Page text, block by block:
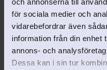
för sociala medier och
vidarebefordrar även
information från din enhet
annons- och
Dessa kan i sin tur
EJ GRAVERINGSBAR
Smyckeskrin STORiES
beige
färg från STORiES
898kr